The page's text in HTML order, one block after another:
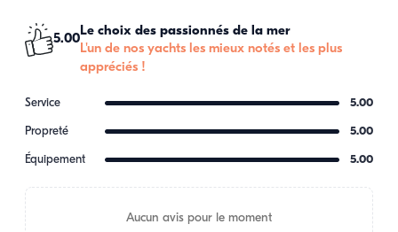
5.00
Le choix des passionnés de la mer
L'un de nos yachts les mieux notés et les plus
appréciés !
Service 5.00
Propreté 5.00
Équipement 5.00
Aucun avis pour le moment